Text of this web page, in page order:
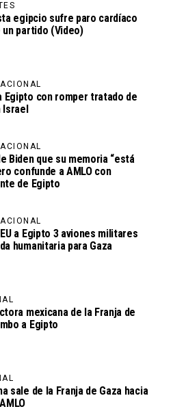
egipcio sufre paro cardíaco
un partido (Video)
Egipto con romper tratado de
Biden que su memoria “está
confunde a AMLO con
de Egipto
EU a Egipto 3 aviones militares
humanitaria para Gaza
mexicana de la Franja de
a Egipto
sale de la Franja de Gaza hacia